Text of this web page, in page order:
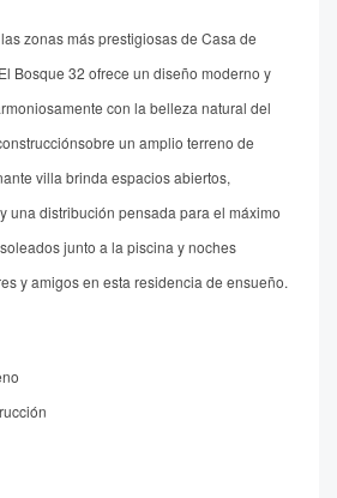
zonas más prestigiosas de Casa de
Bosque 32 ofrece un diseño moderno y
con la belleza natural del
un amplio terreno de
villa brinda espacios abiertos,
una distribución pensada para el máximo
junto a la piscina y noches
y amigos en esta residencia de ensueño.